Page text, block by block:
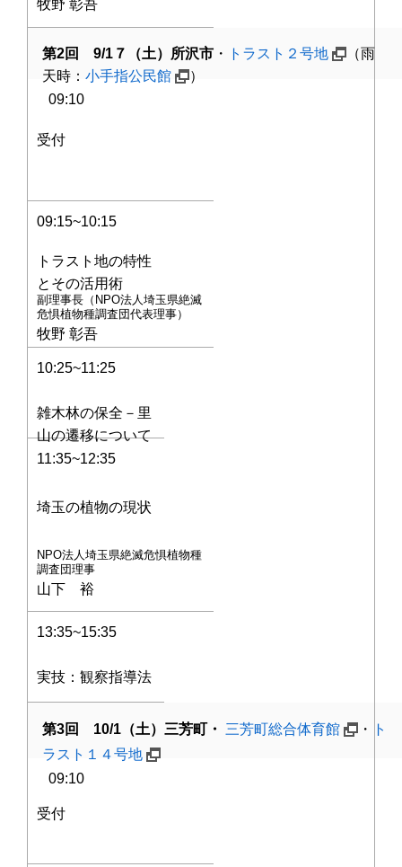
牧野 彰吾
第2回 9/1７（土）所沢市 ・ トラスト２号地
（雨
天時： 小手指公民館
）
09:10
受付
09:15~10:15
トラスト地の特性
とその活用術
副理事長（NPO法人埼玉県絶滅
危惧植物種調査団代表理事）
牧野 彰吾
10:25~11:25
雑木林の保全－里
山の遷移について
11:35~12:35
埼玉の植物の現状
NPO法人埼玉県絶滅危惧植物種
調査団理事
山下 裕
13:35~15:35
実技：観察指導法
第3回 10/1（土）三芳町・ 三芳町総合体育館 ・
ト
ラスト１４号地
09:10
受付